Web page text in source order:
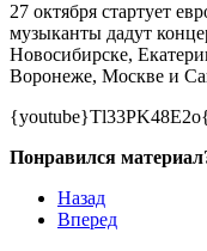
27 октября стартует
музыканты дадут
Новосибирске,
Воронеже, Москве и
Понравился
Назад
Вперед